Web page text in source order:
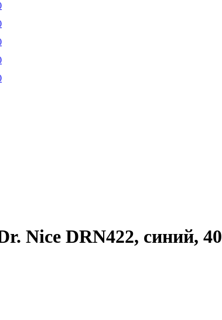
Nice DRN422, синий, 40